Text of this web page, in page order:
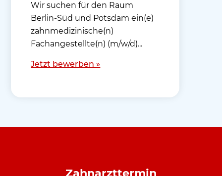
Wir suchen für den Raum
Berlin-Süd und Potsdam ein(e)
zahnmedizinische(n)
Fachangestellte(n) (m/w/d)...
Jetzt bewerben »
Zahnarzttermin